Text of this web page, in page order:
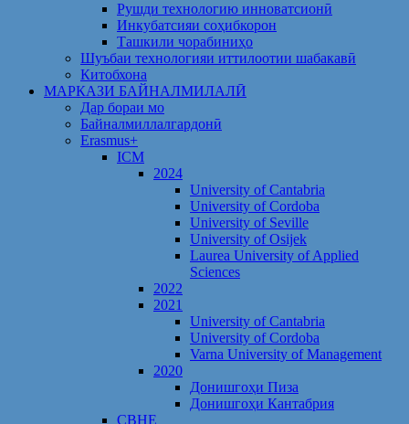
Рушди технологию инноватсионӣ
Инкубатсияи соҳибкорон
Ташкили чорабиниҳо
Шуъбаи технологияи иттилоотии шабакавӣ
Китобхона
МАРКАЗИ БАЙНАЛМИЛАЛӢ
Дар бораи мо
Байналмиллалгардонӣ
Erasmus+
ICM
2024
University of Cantabria
University of Cordoba
University of Seville
University of Osijek
Laurea University of Applied
Sciences
2022
2021
University of Cantabria
University of Cordoba
Varna University of Management
2020
Донишгоҳи Пиза
Донишгоҳи Кантабрия
CBHE